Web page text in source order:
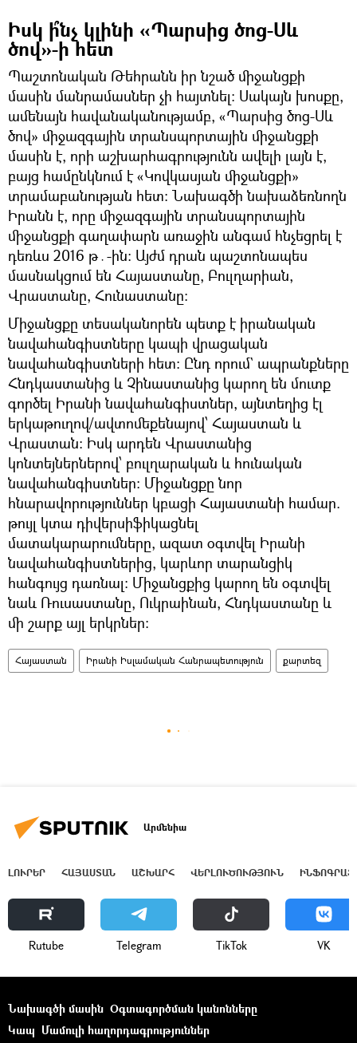
Իսկ ի՞նչ կլինի «Պարսից ծոց-Սև
ծով»-ի հետ
Պաշտոնական Թեհրանն իր նշած միջանցքի
մասին մանրամասներ չի հայտնել։ Սակայն խոսքը,
ամենայն հավանականությամբ, «Պարսից ծոց-Սև
ծով» միջազգային տրանսպորտային միջանցքի
մասին է, որի աշխարհագրությունն ավելի լայն է,
բայց համընկնում է «Կովկասյան միջանցքի»
տրամաբանության հետ։ Նախագծի նախաձեռնողն
Իրանն է, որը միջազգային տրանսպորտային
միջանցքի գաղափարն առաջին անգամ հնչեցրել է
դեռևս 2016 թ․-ին: Այժմ դրան պաշտոնապես
մասնակցում են Հայաստանը, Բուլղարիան,
Վրաստանը, Հունաստանը։
Միջանցքը տեսականորեն պետք է իրանական
նավահանգիստները կապի վրացական
նավահանգիստների հետ։ Ընդ որում` ապրանքները
Հնդկաստանից և Չինաստանից կարող են մուտք
գործել Իրանի նավահանգիստներ, այնտեղից էլ
երկաթուղով/ավտոմեքենայով՝ Հայաստան և
Վրաստան: Իսկ արդեն Վրաստանից
կոնտեյներներով՝ բուլղարական և հունական
նավահանգիստներ։ Միջանցքը նոր
հնարավորություններ կբացի Հայաստանի համար.
թույլ կտա դիվերսիֆիկացնել
մատակարարումները, ազատ օգտվել Իրանի
նավահանգիստներից, կարևոր տարանցիկ
հանգույց դառնալ։ Միջանցքից կարող են օգտվել
նաև Ռուսաստանը, Ուկրաինան, Հնդկաստանը և
մի շարք այլ երկրներ։
Հայաստան Իրանի Իսլամական Հանրապետություն քարտեզ
Արմենիա
ԼՈՒՐԵՐ ՀԱՅԱՍՏԱՆ ԱՇԽԱՐՀ ՎԵՐԼՈՒԾՈՒԹՅՈՒՆ
Rutube Telegram ТikТоk VK
Նախագծի մասին Օգտագործման կանոնները
Կապ Մամուլի հաղորդագրություններ